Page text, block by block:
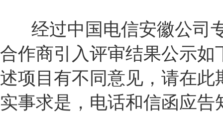
经过中国电信安徽公司专
合作商引入评审结果公示如
述项目有不同意见，请在
实事求是，电话和信函应